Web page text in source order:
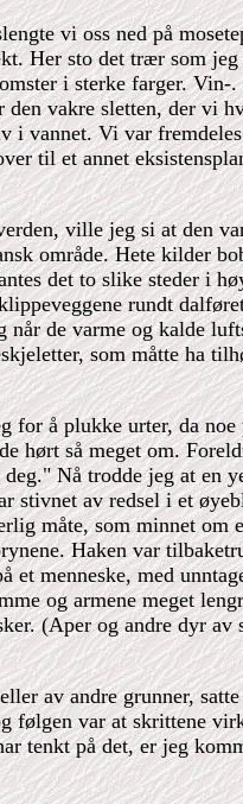
vi oss ned på
Her sto det trær som
i sterke farger. Vin-
vakre sletten, der vi
i vannet. Vi var
til et annet
ville jeg si at den
område. Hete kilder
det to slike steder i
rundt
de varme og kalde
som måtte ha
for å plukke urter, da
hørt så meget om.
Nå trodde jeg at en
stivnet av redsel i et
måte, som minnet om
Haken var
menneske, med
og armene meget
(Aper og andre dyr av
av andre grunner,
følgen var at skrittene
tenkt på det, er jeg